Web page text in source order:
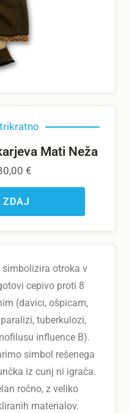
Mati Neža
€
ZDAJ
simbolizira otroka v
cepivo proti 8
(davici, ošpicam,
tuberkulozi,
influence B).
simbol rešenega
iz cunj ni igrača.
ročno, z veliko
materialov.